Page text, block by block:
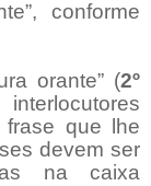
conforme
orante” (2º
frase que lhe
devem ser
na caixa